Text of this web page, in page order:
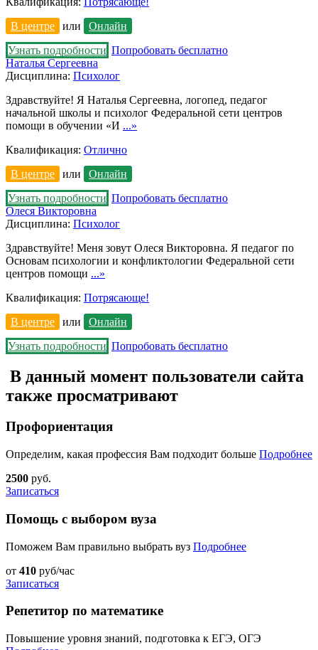
В центре
или
Онлайн
Узнать подробности Попробовать бесплатно
Наталья Сергеевна
Дисциплина: Психолог
Здравствуйте! Я Наталья Сергеевна, логопед, педагог
начальной школы и психолог Федеральной сети центров
помощи в обучении «И ...»
Квалификация: Отлично
В центре
или
Онлайн
Узнать подробности Попробовать бесплатно
Олеся Викторовна
Дисциплина: Психолог
Здравствуйте! Меня зовут Олеся Викторовна. Я педагог по
Основам психологии и конфликтологии Федеральной сети
центров помощи ...»
Квалификация: Потрясающе!
В центре
или
Онлайн
Узнать подробности Попробовать бесплатно
В данный момент пользователи сайта
также просматривают
Профориентация
Определим, какая профессия Вам подходит больше Подробнее
2500 руб.
Записаться
Помощь с выбором вуза
Поможем Вам правильно выбрать вуз Подробнее
от 410 руб/час
Записаться
Репетитор по математике
Повышение уровня знаний, подготовка к ЕГЭ, ОГЭ